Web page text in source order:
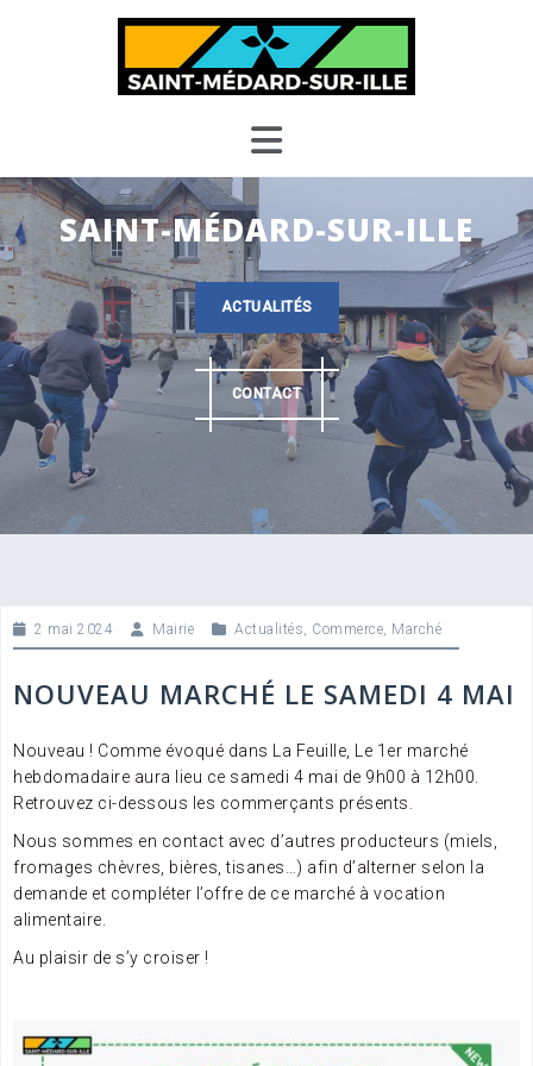
SAINT-MÉDARD-SUR-ILLE
ACTUALITÉS
CONTACT
2 mai 2024 Mairie Actualités, Commerce, Marché
NOUVEAU MARCHÉ LE SAMEDI 4 MAI
Nouveau ! Comme évoqué dans La Feuille, Le 1er marché
hebdomadaire aura lieu ce samedi 4 mai de 9h00 à 12h00.
Retrouvez ci-dessous les commerçants présents.
Nous sommes en contact avec d’autres producteurs (miels,
fromages chèvres, bières, tisanes…) afin d’alterner selon la
demande et compléter l’offre de ce marché à vocation
alimentaire.
Au plaisir de s’y croiser !